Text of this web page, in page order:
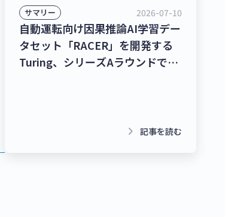
サマリー 2026-07-10
自動運転向け因果推論AI学習デー
タセット「RACER」を開発する
Turing、シリーズAラウンドで
ズBラウンドで16億3,000万円を
keyboard_arrow_right 記事を読む